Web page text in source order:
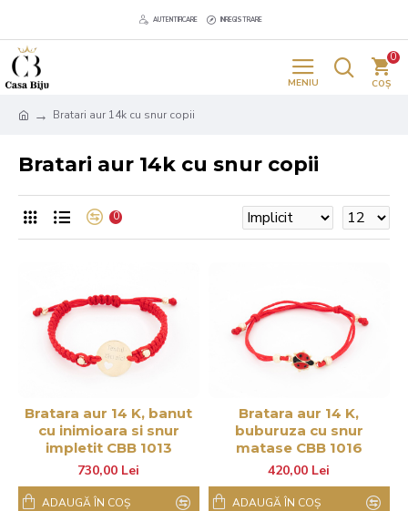
AUTENTIFICARE INREGISTRARE
0
Bratari aur 14k cu snur copii
Bratari aur 14k cu snur copii
0
Bratara aur 14 K, banut
cu inimioara si snur
impletit CBB 1013
730,00 Lei
ADAUGĂ ÎN COŞ
Bratara aur 14 K,
buburuza cu snur
matase CBB 1016
420,00 Lei
ADAUGĂ ÎN COŞ